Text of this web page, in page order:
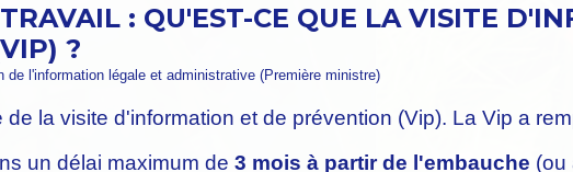
: QU'EST-CE QUE LA VISITE
?
de l'information légale et administrative (Première ministre)
de la visite d'information et de prévention (Vip). La Vip a
un délai maximum de 3 mois à partir de l'embauche (ou